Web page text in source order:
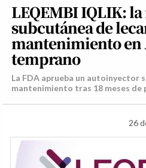
LEQEMBI IQLIK:
subcutánea de
mantenimiento en
temprano
La FDA aprueba un autoinyector
mantenimiento tras 18 meses de
26